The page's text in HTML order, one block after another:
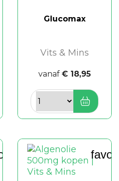
Glucomax
Vits & Mins
vanaf € 18,95